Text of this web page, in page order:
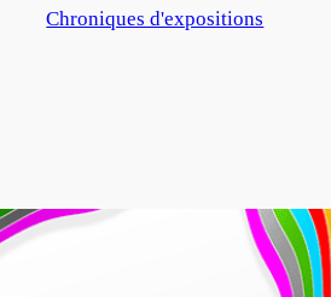
Par rapport à
Chroniques d'expositions